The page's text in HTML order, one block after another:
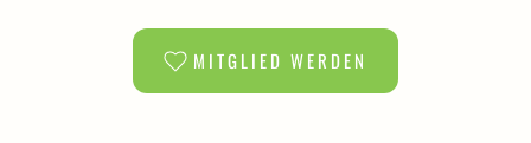
MITGLIED WERDEN